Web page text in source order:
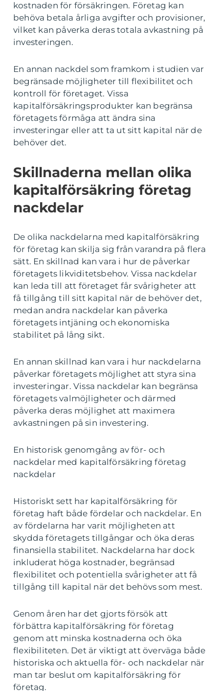
kostnaden för försäkringen. Företag kan
behöva betala årliga avgifter och provisioner,
vilket kan påverka deras totala avkastning på
investeringen.
En annan nackdel som framkom i studien var
begränsade möjligheter till flexibilitet och
kontroll för företaget. Vissa
kapitalförsäkringsprodukter kan begränsa
företagets förmåga att ändra sina
investeringar eller att ta ut sitt kapital när de
behöver det.
Skillnaderna mellan olika
kapitalförsäkring företag
nackdelar
De olika nackdelarna med kapitalförsäkring
för företag kan skilja sig från varandra på flera
sätt. En skillnad kan vara i hur de påverkar
företagets likviditetsbehov. Vissa nackdelar
kan leda till att företaget får svårigheter att
få tillgång till sitt kapital när de behöver det,
medan andra nackdelar kan påverka
företagets intjäning och ekonomiska
stabilitet på lång sikt.
En annan skillnad kan vara i hur nackdelarna
påverkar företagets möjlighet att styra sina
investeringar. Vissa nackdelar kan begränsa
företagets valmöjligheter och därmed
påverka deras möjlighet att maximera
avkastningen på sin investering.
En historisk genomgång av för- och
nackdelar med kapitalförsäkring företag
nackdelar
Historiskt sett har kapitalförsäkring för
företag haft både fördelar och nackdelar. En
av fördelarna har varit möjligheten att
skydda företagets tillgångar och öka deras
finansiella stabilitet. Nackdelarna har dock
inkluderat höga kostnader, begränsad
flexibilitet och potentiella svårigheter att få
tillgång till kapital när det behövs som mest.
Genom åren har det gjorts försök att
förbättra kapitalförsäkring för företag
genom att minska kostnaderna och öka
flexibiliteten. Det är viktigt att överväga både
historiska och aktuella för- och nackdelar när
man tar beslut om kapitalförsäkring för
företag.